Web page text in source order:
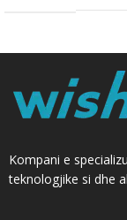
Kompani e
teknologjike si dhe